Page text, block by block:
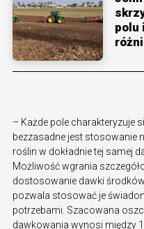
polu
– Każde pole charakteryzuje
bezzasadne jest stosowanie
roślin w dokładnie tej samej
Możliwość wgrania
dostosowanie dawki
pozwala stosować je
potrzebami. Szacowana
dawkowania wynosi między